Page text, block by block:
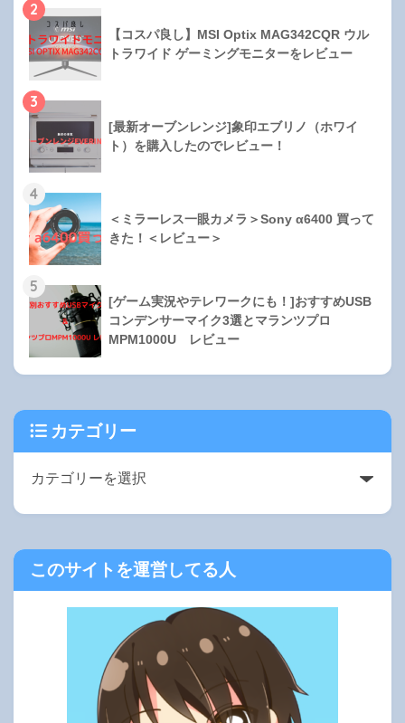
2
【コスパ良し】MSI Optix MAG342CQR ウル
トラワイド ゲーミングモニターをレビュー
3
[最新オーブンレンジ]象印エブリノ（ホワイ
ト）を購入したのでレビュー！
4
＜ミラーレス一眼カメラ＞Sony α6400 買って
きた！＜レビュー＞
5
[ゲーム実況やテレワークにも！]おすすめUSB
コンデンサーマイク3選とマランツプロ
MPM1000U レビュー
カテゴリー
このサイトを運営してる人